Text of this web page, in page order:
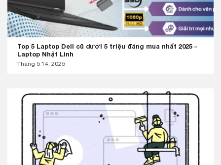
Top 5 Laptop Dell cũ dưới 5 triệu đáng mua nhất 2025 –
Laptop Nhật Linh
Tháng 5 14, 2025